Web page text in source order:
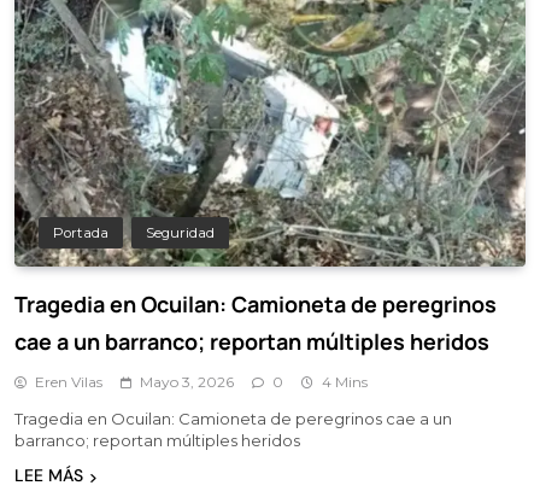
Portada Seguridad
Tragedia en Ocuilan: Camioneta de peregrinos
cae a un barranco; reportan múltiples heridos
Eren Vilas Mayo 3, 2026 0 4 Mins
Tragedia en Ocuilan: Camioneta de peregrinos cae a un
barranco; reportan múltiples heridos
LEE MÁS